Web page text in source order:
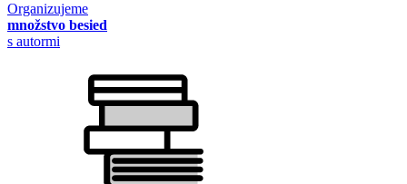
Organizujeme
množstvo besied
s autormi